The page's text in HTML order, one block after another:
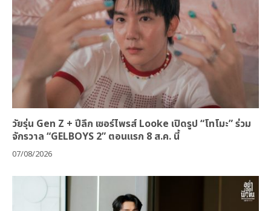
วัยรุ่น Gen Z + ปีลึก เซอร์ไพรส์ Looke เปิดรูป “โทโมะ” ร่วม
จักรวาล “GELBOYS 2” ตอนแรก 8 ส.ค. นี้
07/08/2026